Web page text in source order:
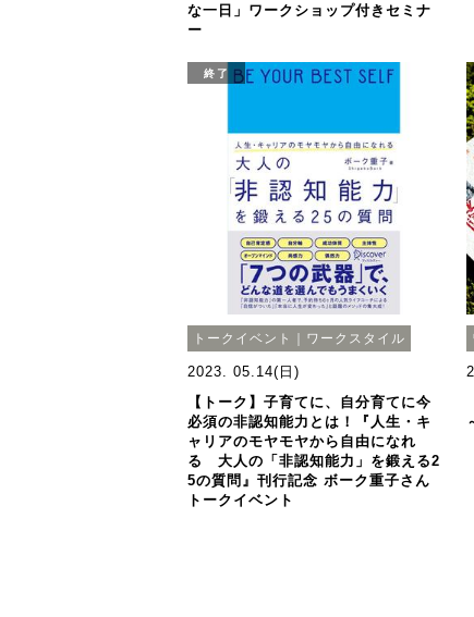
な一日」ワークショップ付きセミナ
ー
終了
トークイベント｜ワークスタイル
2023. 05.14(日)
【トーク】子育てに、自分育てに今
必須の非認知能力とは！『人生・キ
ャリアのモヤモヤから自由になれ
る 大人の「非認知能力」を鍛える2
5の質問』刊行記念 ボーク重子さん
トークイベント